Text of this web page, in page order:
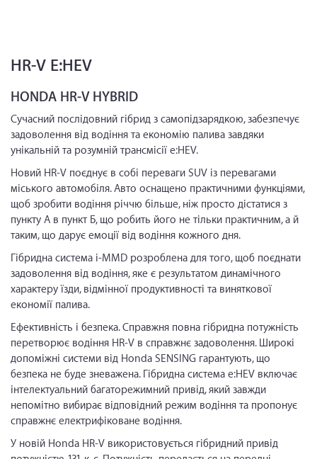
HR-V E:HEV
HONDA HR-V HYBRID
Сучасний послідовний гібрид з самопідзарядкою, забезпечує
задоволення від водіння та економію палива завдяки
унікальній та розумній трансмісії e:HEV.
Новий HR-V поєднує в собі переваги SUV із перевагами
міського автомобіля. Авто оснащено практичними функціями,
щоб зробити водіння річчю більше, ніж просто дістатися з
пункту А в пункт Б, що робить його не тільки практичним, а й
таким, що дарує емоції від водіння кожного дня.
Гібридна система i-MMD розроблена для того, щоб поєднати
задоволення від водіння, яке є результатом динамічного
характеру їзди, відмінної продуктивності та виняткової
економії палива.
Ефективність і безпека. Справжня повна гібридна потужність
перетворює водіння HR-V в справжнє задоволення. Широкі
допоміжні системи від Honda SENSING гарантують, що
безпека не буде зневажена. Гібридна система e:HEV включає
інтелектуальний багаторежимний привід, який завжди
непомітно вибирає відповідний режим водіння та пропонує
справжнє електрифіковане водіння.
У новій Honda HR-V використовується гібридний привід